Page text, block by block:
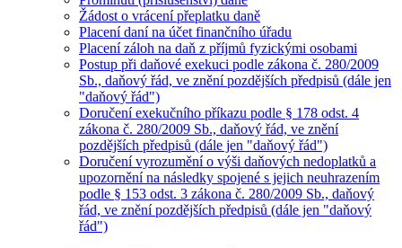
Žádost o vrácení přeplatku daně
Placení daní na účet finančního úřadu
Placení záloh na daň z příjmů fyzickými osobami
Postup při daňové exekuci podle zákona č. 280/2009
Sb., daňový řád, ve znění pozdějších předpisů (dále jen
"daňový řád")
Doručení exekučního příkazu podle § 178 odst. 4
zákona č. 280/2009 Sb., daňový řád, ve znění
pozdějších předpisů (dále jen "daňový řád")
Doručení vyrozumění o výši daňových nedoplatků a
upozornění na následky spojené s jejich neuhrazením
podle § 153 odst. 3 zákona č. 280/2009 Sb., daňový
řád, ve znění pozdějších předpisů (dále jen "daňový
řád")